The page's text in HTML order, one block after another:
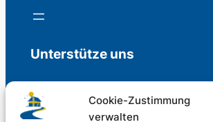
Cookie-Zustimmung
verwalten
Unterstütze uns